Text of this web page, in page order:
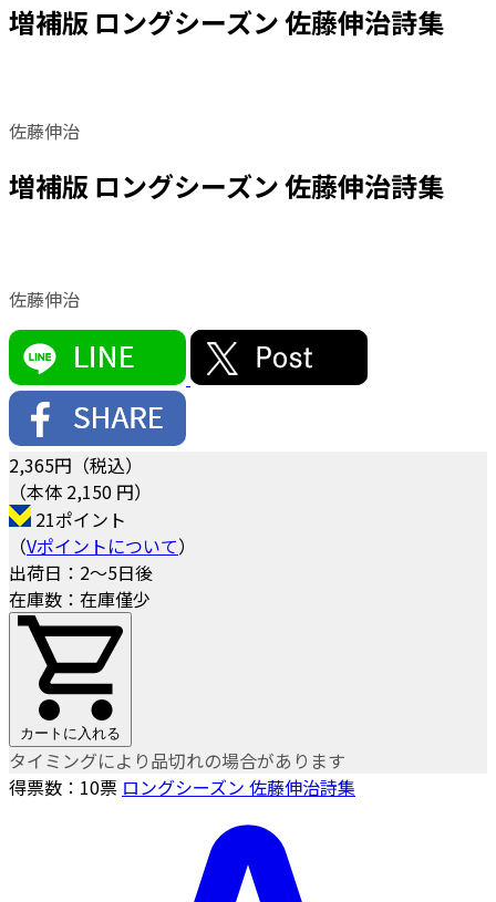
増補版 ロングシーズン 佐藤伸治詩集
佐藤伸治
増補版 ロングシーズン 佐藤伸治詩集
佐藤伸治
2,365円（税込）
（本体 2,150 円）
21ポイント
（Vポイントについて）
出荷日：2～5日後
在庫数：在庫僅少
カートに入れる
タイミングにより品切れの場合があります
得票数： 10票 ロングシーズン 佐藤伸治詩集